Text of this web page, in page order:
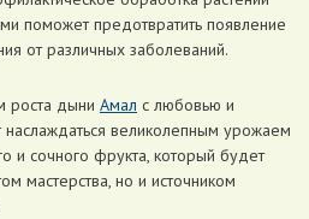
поможет предотвратить появление
от различных заболеваний.
роста дыни Амал с любовью и
великолепным урожаем
и сочного фрукта, который будет
мастерства, но и источником